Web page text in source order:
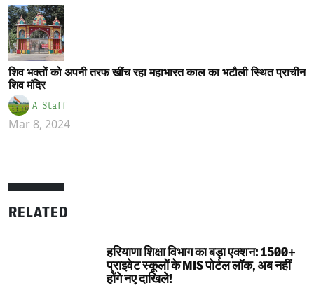
शिव भक्तों को अपनी तरफ खींच रहा महाभारत काल का भटौली स्थित प्राचीन
शिव मंदिर
A Staff
Mar 8, 2024
RELATED
हरियाणा शिक्षा विभाग का बड़ा एक्शन: 1500+
प्राइवेट स्कूलों के MIS पोर्टल लॉक, अब नहीं
होंगे नए दाखिले!